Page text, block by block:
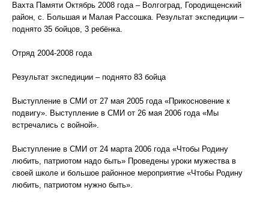
Вахта Памяти Октябрь 2008 года – Волгоград, Городищенский
район, с. Большая и Малая Рассошка. Результат экспедиции –
поднято 35 бойцов, 3 ребёнка.
Отряд 2004-2008 года
Результат экспедиции – поднято 83 бойца
Выступление в СМИ от 27 мая 2005 года «Прикосновение к
подвигу». Выступление в СМИ от 26 мая 2006 года «Мы
встречались с войной».
Выступление в СМИ от 24 марта 2006 года «Чтобы Родину
любить, патриотом надо быть» Проведены уроки мужества в
своей школе и большое районное мероприятие «Чтобы Родину
любить, патриотом нужно быть».